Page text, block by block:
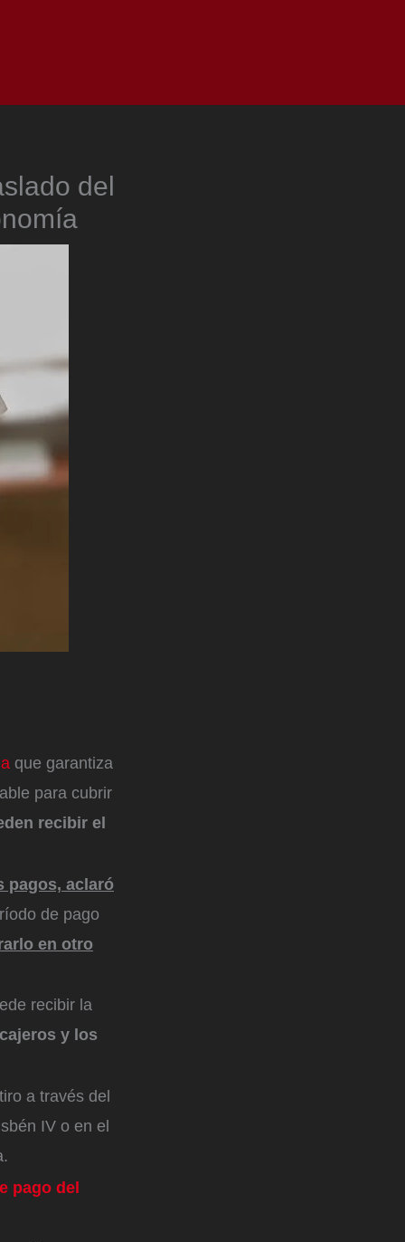
del
que garantiza
para cubrir
recibir el
pagos, aclaró
de pago
en otro
recibir la
y los
a través del
IV o en el
pago del